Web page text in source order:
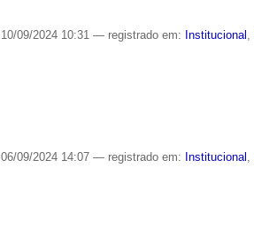
10/09/2024 10:31— registrado em: Institucional
06/09/2024 14:07— registrado em: Institucional ,